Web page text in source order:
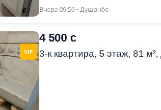
Вчера 09:56 • Душанбе
VIP
4 500 с
3-к квартира, 5 этаж, 81 м²,